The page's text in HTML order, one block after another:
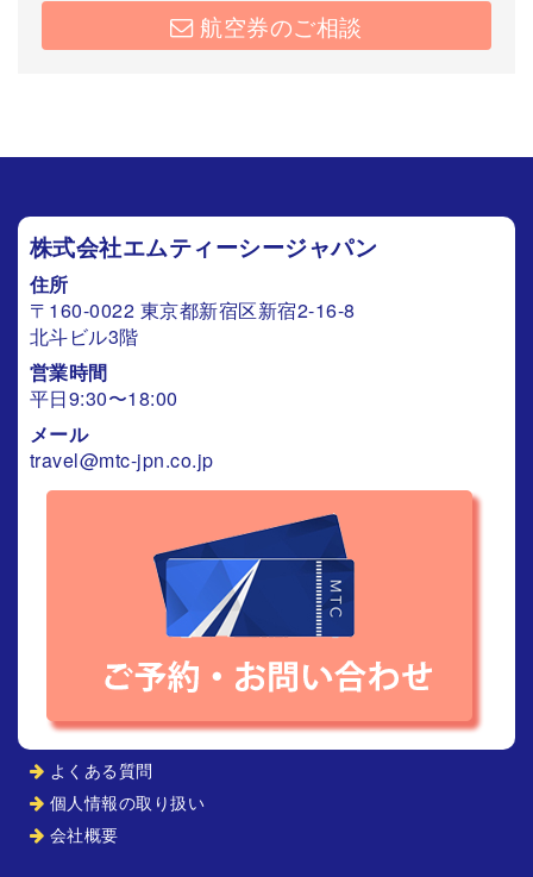
航空券のご相談
株式会社エムティーシージャパン
住所
〒160-0022 東京都新宿区新宿2-16-8
北斗ビル3階
営業時間
平日9:30〜18:00
メール
travel@mtc-jpn.co.jp
よくある質問
個人情報の取り扱い
会社概要